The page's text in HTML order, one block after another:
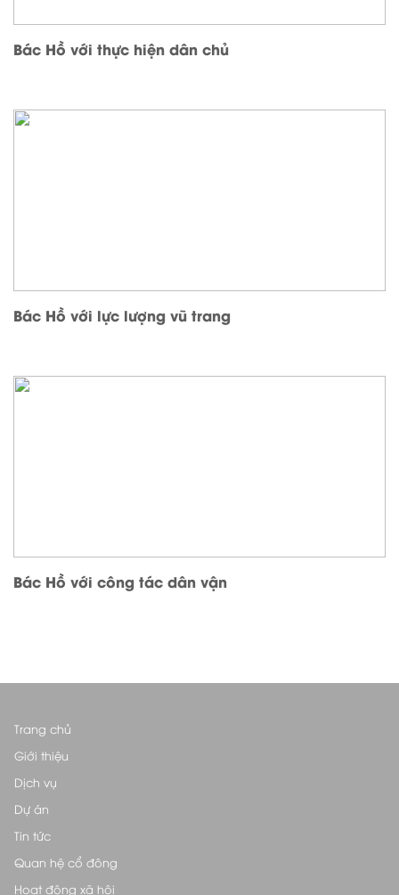
Bác Hồ với thực hiện dân chủ
Bác Hồ với lực lượng vũ trang
Bác Hồ với công tác dân vận
Trang chủ
Giới thiệu
Dịch vụ
Dự án
Tin tức
Quan hệ cổ đông
Hoạt động xã hội